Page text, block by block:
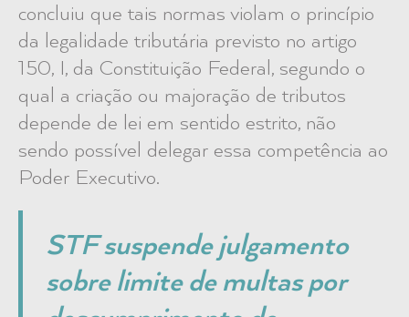
concluiu que tais normas violam o princípio
da legalidade tributária previsto no artigo
150, I, da Constituição Federal, segundo o
qual a criação ou majoração de tributos
depende de lei em sentido estrito, não
sendo possível delegar essa competência ao
Poder Executivo.
STF suspende julgamento
sobre limite de multas por